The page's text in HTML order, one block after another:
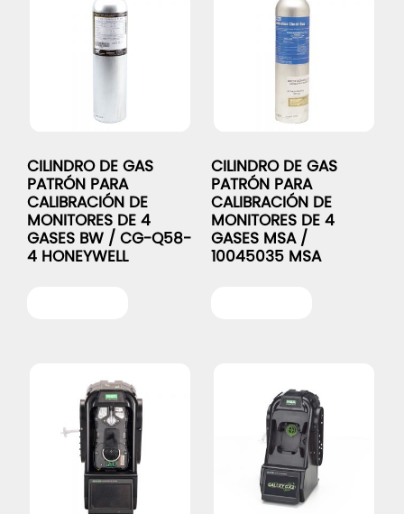
CILINDRO DE GAS
PATRÓN PARA
CALIBRACIÓN DE
MONITORES DE 4
GASES BW / CG-Q58-
4 HONEYWELL
CILINDRO DE GAS
PATRÓN PARA
CALIBRACIÓN DE
MONITORES DE 4
GASES MSA /
10045035 MSA